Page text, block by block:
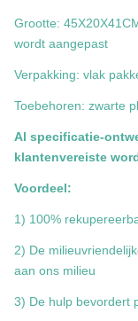
Grootte:
wordt aangepast
Verpakking: vlak
Toebehoren: zwarte
Al specificatie-
klantenvereiste
Voordeel:
1) 100%
2) De
aan ons milieu
3) De hulp bevordert